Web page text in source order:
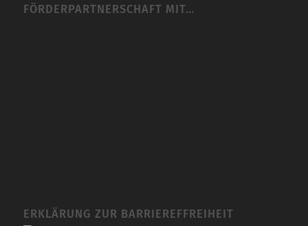
FÖRDERPARTNERSCHAFT MIT…
ERKLÄRUNG ZUR BARRIEREFFREIHEIT